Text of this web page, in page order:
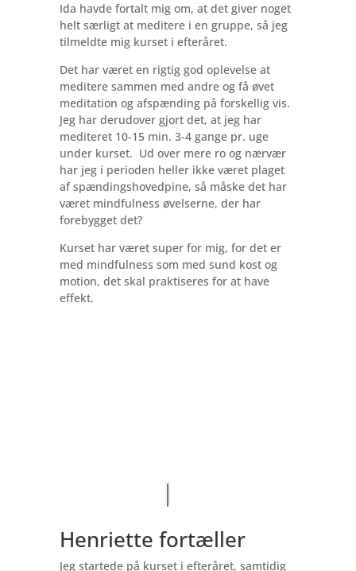
Ida havde fortalt mig om, at det giver noget
helt særligt at meditere i en gruppe, så jeg
tilmeldte mig kurset i efteråret.
Det har været en rigtig god oplevelse at
meditere sammen med andre og få øvet
meditation og afspænding på forskellig vis.
Jeg har derudover gjort det, at jeg har
mediteret 10-15 min. 3-4 gange pr. uge
under kurset. Ud over mere ro og nærvær
har jeg i perioden heller ikke været plaget
af spændingshovedpine, så måske det har
været mindfulness øvelserne, der har
forebygget det?
Kurset har været super for mig, for det er
med mindfulness som med sund kost og
motion, det skal praktiseres for at have
effekt.
Henriette fortæller
Jeg startede på kurset i efteråret, samtidig